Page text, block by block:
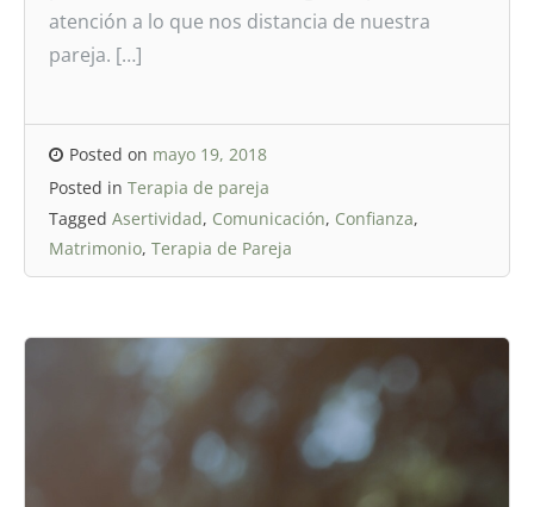
atención a lo que nos distancia de nuestra
pareja. […]
Posted on mayo 19, 2018
Posted in Terapia de pareja
Tagged Asertividad, Comunicación, Confianza,
Matrimonio, Terapia de Pareja